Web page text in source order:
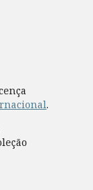
.